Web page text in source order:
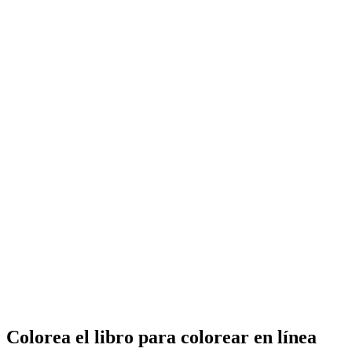
Colorea el libro para colorear en línea